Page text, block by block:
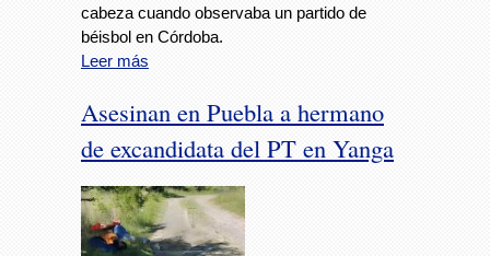
cabeza cuando observaba un partido de
béisbol en Córdoba.
Leer más
Asesinan en Puebla a hermano
de excandidata del PT en Yanga